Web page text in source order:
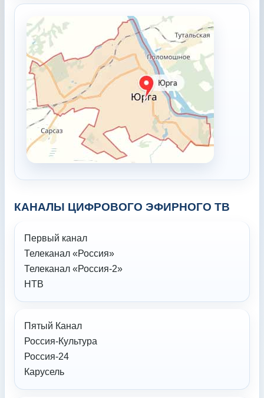
КАНАЛЫ ЦИФРОВОГО ЭФИРНОГО ТВ
Первый канал
Телеканал «Россия»
Телеканал «Россия-2»
НТВ
Пятый Канал
Россия-Культура
Россия-24
Карусель